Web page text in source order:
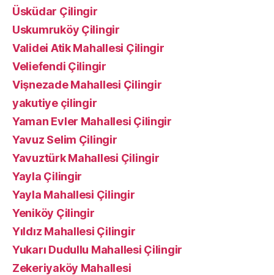
Üsküdar Çilingir
Uskumruköy Çilingir
Validei Atik Mahallesi Çilingir
Veliefendi Çilingir
Vişnezade Mahallesi Çilingir
yakutiye çilingir
Yaman Evler Mahallesi Çilingir
Yavuz Selim Çilingir
Yavuztürk Mahallesi Çilingir
Yayla Çilingir
Yayla Mahallesi Çilingir
Yeniköy Çilingir
Yıldız Mahallesi Çilingir
Yukarı Dudullu Mahallesi Çilingir
Zekeriyaköy Mahallesi